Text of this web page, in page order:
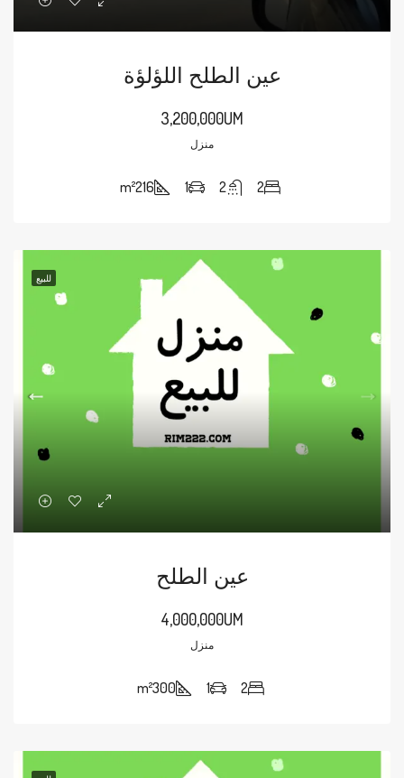
عين الطلح اللؤلؤة
3,200,000UM
منزل
2
2
1
216
m²
للبيع
عين الطلح
4,000,000UM
منزل
2
1
300
m²